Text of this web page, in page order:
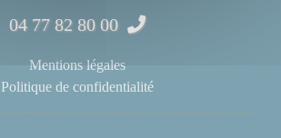
04 77 82 80 00
Mentions légales
Politique de confidentialité